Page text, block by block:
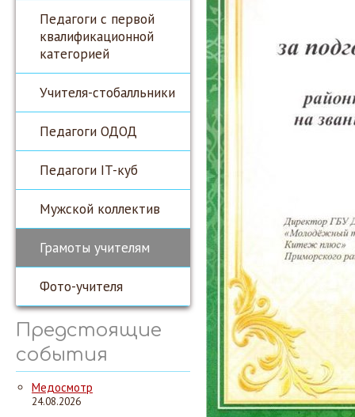
Педагоги с первой
квалификационной
категорией
Учителя-стобалльники
Педагоги ОДОД
Педагоги IT-куб
Мужской коллектив
Грамоты учителям
Фото-учителя
Предстоящие
события
Медосмотр
24.08.2026